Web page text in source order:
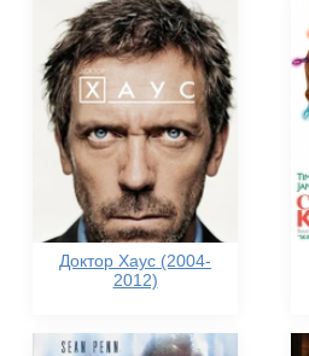
Доктор Хаус (2004-
2012)